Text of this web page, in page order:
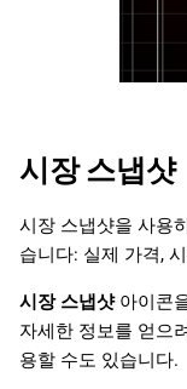
시장 스냅샷
시장 스냅샷을 사용
습니다: 실제 가격,
시장 스냅샷아이콘
자세한 정보를 얻으
용할 수도 있습니다.